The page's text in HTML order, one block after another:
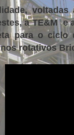
a TE&M e
para o ciclo
rotativos